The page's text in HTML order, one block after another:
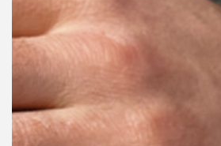
เพล
ย์
สต์
ของ
คุณ